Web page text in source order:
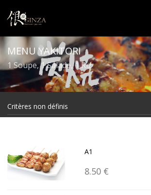
MENU YAKITORI
1 Soupe, 1 Salade, 1 Riz
Critères non définis
A1
8.50 €